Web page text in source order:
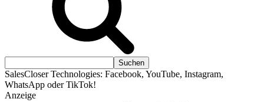
SalesCloser Technologies: Facebook, YouTube, Instagram,
WhatsApp oder TikTok!
Anzeige